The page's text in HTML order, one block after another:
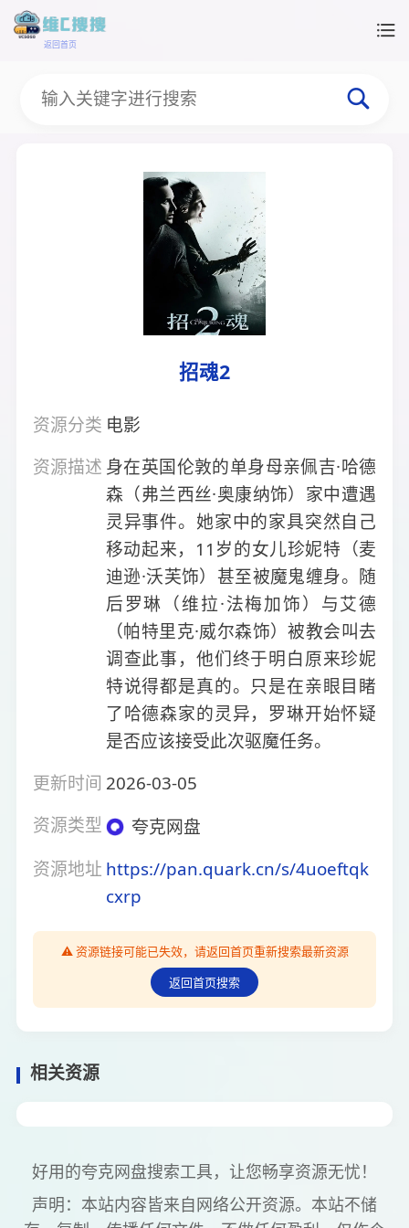
返回首页
招魂2
资源分类 电影
资源描述 身在英国伦敦的单身母亲佩吉·哈德
森（弗兰西丝·奥康纳饰）家中遭遇
灵异事件。她家中的家具突然自己
移动起来，11岁的女儿珍妮特（麦
迪逊·沃芙饰）甚至被魔鬼缠身。随
后罗琳（维拉·法梅加饰）与艾德
（帕特里克·威尔森饰）被教会叫去
调查此事，他们终于明白原来珍妮
特说得都是真的。只是在亲眼目睹
了哈德森家的灵异，罗琳开始怀疑
是否应该接受此次驱魔任务。
更新时间 2026-03-05
资源类型
夸克网盘
资源地址 https://pan.quark.cn/s/4uoeftqk
cxrp
⚠️ 资源链接可能已失效，请返回首页重新搜索最新资源
返回首页搜索
相关资源
好用的夸克网盘搜索工具，让您畅享资源无忧！
声明：本站内容皆来自网络公开资源。本站不储